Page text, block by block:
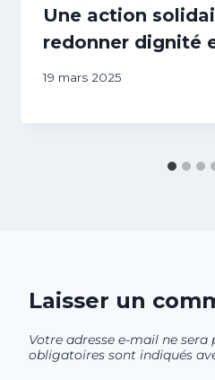
Une action
redonner dignité
Par
19 mars 2025
Laisser un
Votre adresse e-mail ne sera
obligatoires sont indiqués